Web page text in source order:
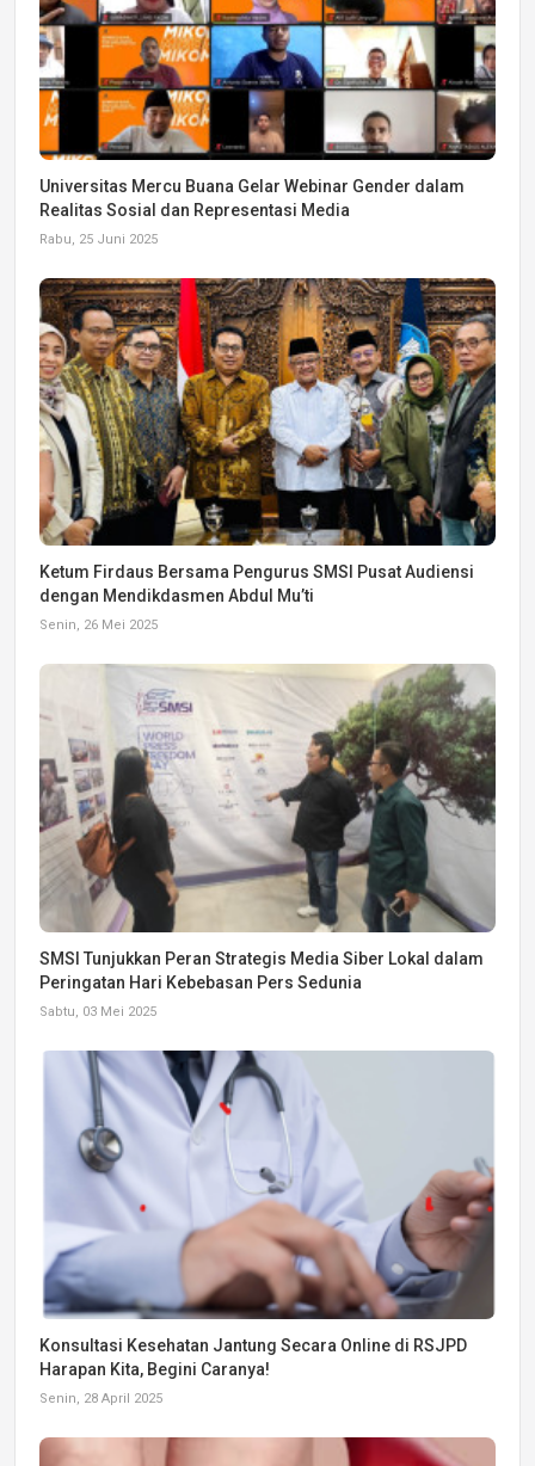
Universitas Mercu Buana Gelar Webinar Gender dalam
Realitas Sosial dan Representasi Media
Rabu, 25 Juni 2025
Ketum Firdaus Bersama Pengurus SMSI Pusat Audiensi
dengan Mendikdasmen Abdul Mu’ti
Senin, 26 Mei 2025
SMSI Tunjukkan Peran Strategis Media Siber Lokal dalam
Peringatan Hari Kebebasan Pers Sedunia
Sabtu, 03 Mei 2025
Konsultasi Kesehatan Jantung Secara Online di RSJPD
Harapan Kita, Begini Caranya!
Senin, 28 April 2025